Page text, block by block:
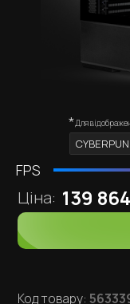
Зовнішній
комплектуючих.
*Для
FPS
Ціна: 139 864
Код товару: